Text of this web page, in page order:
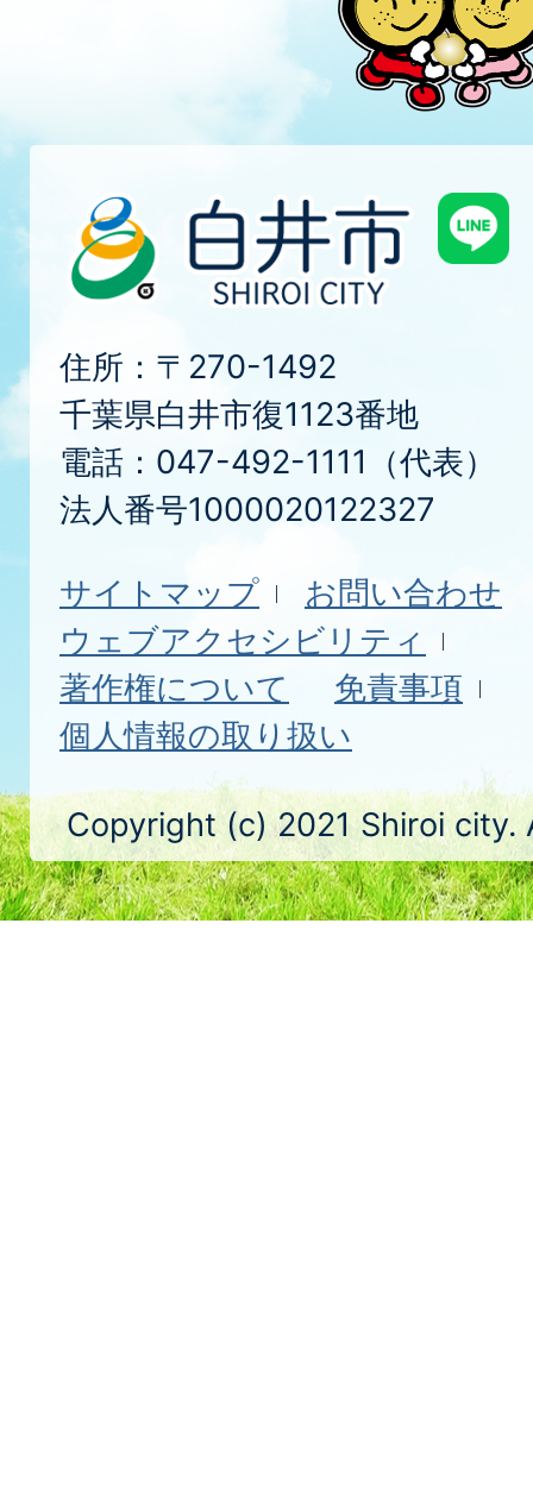
住所：〒270-1492
千葉県白井市復1123番地
電話：047-492-1111（代表）
法人番号1000020122327
サイトマップ
お問い合わせ
ウェブアクセシビリティ
著作権について
免責事項
個人情報の取り扱い
Copyright (c) 2021 Shiroi city.